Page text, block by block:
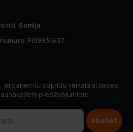
Somija
FI09931637
saņemtu papildu veikala atlaides
piedāvājumiem!
Abonēt